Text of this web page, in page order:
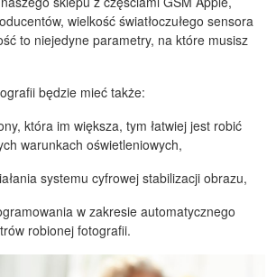
wielkość światłoczułego sensora
to niejedyne parametry, na które musisz
będzie mieć także:
która im większa, tym łatwiej jest robić
warunkach oświetleniowych,
systemu cyfrowej stabilizacji obrazu,
w zakresie automatycznego
robionej fotografii.